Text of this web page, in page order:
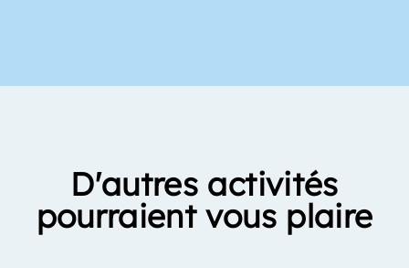
D'autres activités
pourraient vous plaire